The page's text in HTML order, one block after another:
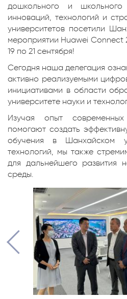
дошкольного и
инноваций, технологий и
университетов посетили
мероприятии Huawei Connect
19 по 21 сентября!
Сегодня наша делегация
активно реализуемыми
инициативами в области
университете науки и
Изучая опыт
помогают создать
обучения в Шанхайском
технологий, мы также
для дальнейшего развития
среды.